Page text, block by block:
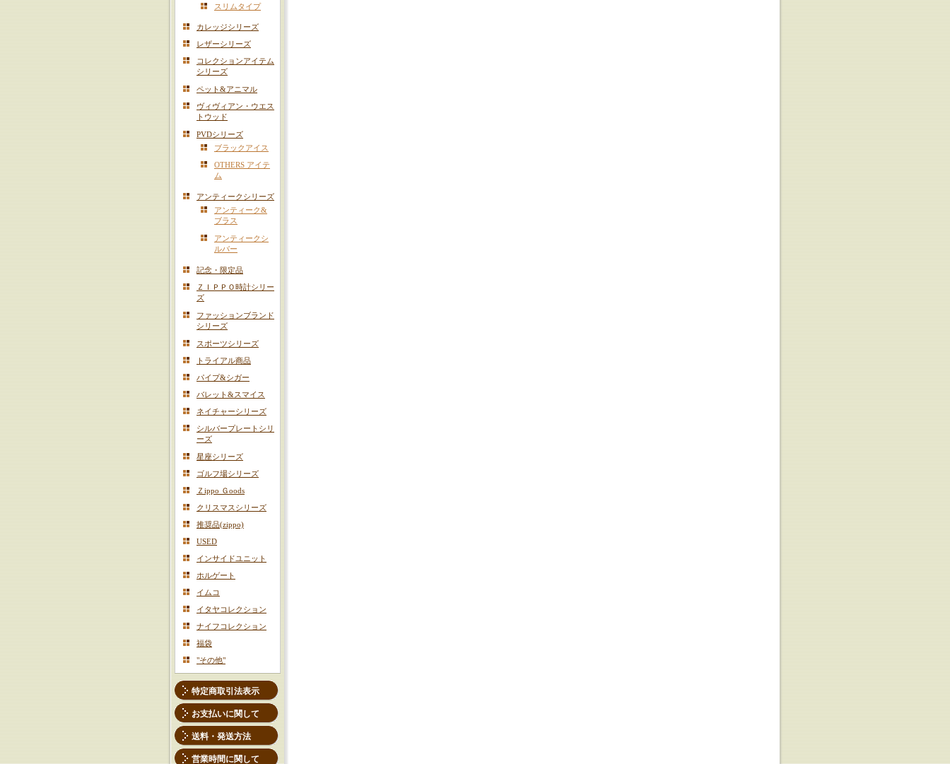
スリムタイプ
カレッジシリーズ
レザーシリーズ
コレクションアイテム
シリーズ
ペット&アニマル
ヴィヴィアン・ウエス
トウッド
PVDシリーズ
ブラックアイス
OTHERS アイテ
ム
アンティークシリーズ
アンティーク&
ブラス
アンティークシ
ルバー
記念・限定品
ＺＩＰＰＯ時計シリー
ズ
ファッションブランド
シリーズ
スポーツシリーズ
トライアル商品
パイプ&シガー
バレット&スマイス
ネイチャーシリーズ
シルバープレートシリ
ーズ
星座シリーズ
ゴルフ場シリーズ
Ｚippo Ｇoods
クリスマスシリーズ
推奨品(zippo)
USED
インサイドユニット
ホルゲート
イムコ
イタヤコレクション
ナイフコレクション
福袋
"その他"
特定商取引法表示
お支払いに関して
送料・発送方法
営業時間に関して